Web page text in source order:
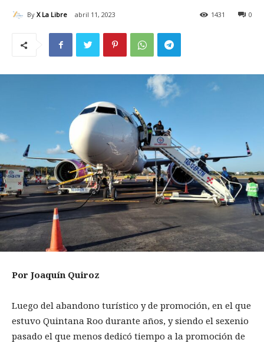
By X La Libre abril 11, 2023 0
1431
Por Joaquín Quiroz
Luego del abandono turístico y de promoción, en el que
estuvo Quintana Roo durante años, y siendo el sexenio
pasado el que menos dedicó tiempo a la promoción de